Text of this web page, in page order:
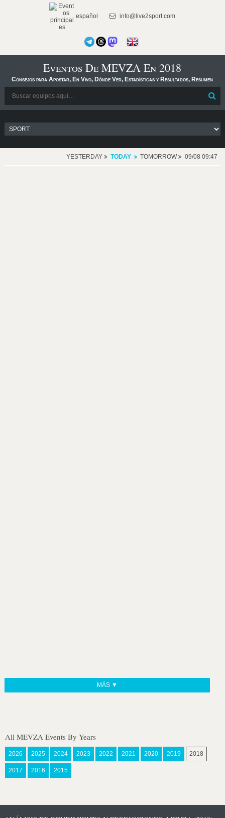
español info@live2sport.com
Eventos De MEVZA En 2018
Consejos para Apostar, En Vivo, Dónde Ver, Estadísticas y Resultados, Resumen
YESTERDAY TODAY TOMORROW 09/08 09:47
MÁS ▼
All MEVZA Events By Years
2026 2025 2024 2023 2022 2021 2020 2019 2018
2017 2016 2015